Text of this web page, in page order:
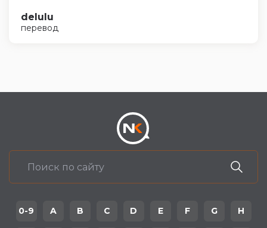
delulu
перевод
0-9 A B C D E F G H